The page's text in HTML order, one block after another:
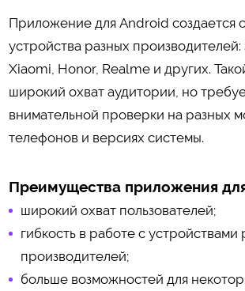
Приложение для Android создается
устройства разных
Xiaomi, Honor, Realme и других.
широкий охват аудитории, но
внимательной проверки на разных
телефонов и версиях системы.
Преимущества приложения
широкий охват пользователей;
гибкость в работе с устройствами
производителей;
больше возможностей для